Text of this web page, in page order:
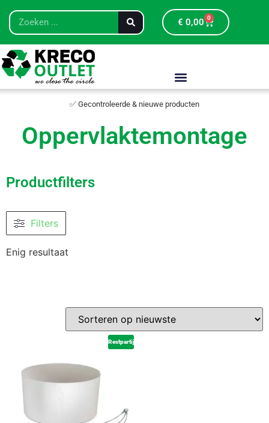
€ 0,00 0
✅ Gecontroleerde & nieuwe producten
Oppervlaktemontage
Productfilters
Filters
Enig resultaat
Restpartij